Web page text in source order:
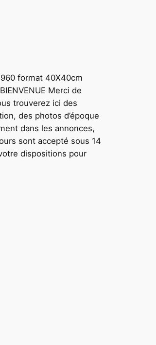
format 40X40cm
Merci de
trouverez ici des
des photos d’époque
dans les annonces,
sont accepté sous 14
dispositions pour